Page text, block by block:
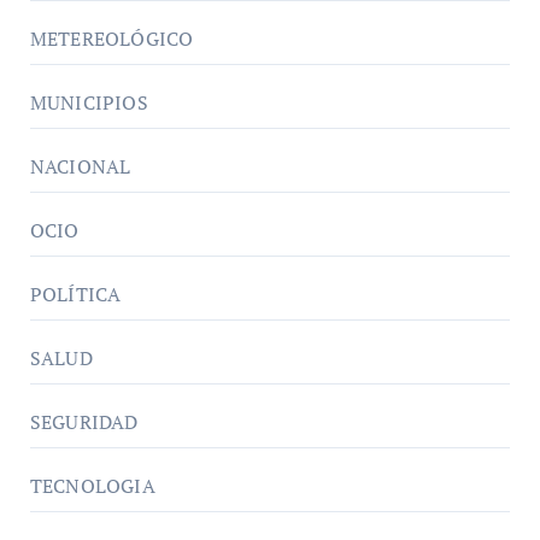
METEREOLÓGICO
MUNICIPIOS
NACIONAL
OCIO
POLÍTICA
SALUD
SEGURIDAD
TECNOLOGIA